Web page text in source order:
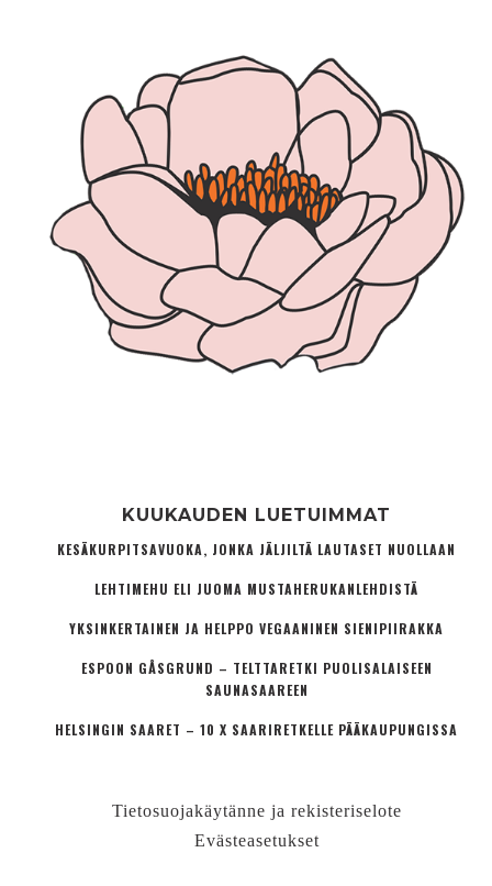
KUUKAUDEN LUETUIMMAT
KESÄKURPITSAVUOKA, JONKA JÄLJILTÄ LAUTASET NUOLLAAN
LEHTIMEHU ELI JUOMA MUSTAHERUKANLEHDISTÄ
YKSINKERTAINEN JA HELPPO VEGAANINEN SIENIPIIRAKKA
ESPOON GÅSGRUND – TELTTARETKI PUOLISALAISEEN
SAUNASAAREEN
HELSINGIN SAARET – 10 X SAARIRETKELLE PÄÄKAUPUNGISSA
Tietosuojakäytänne ja rekisteriselote
Evästeasetukset